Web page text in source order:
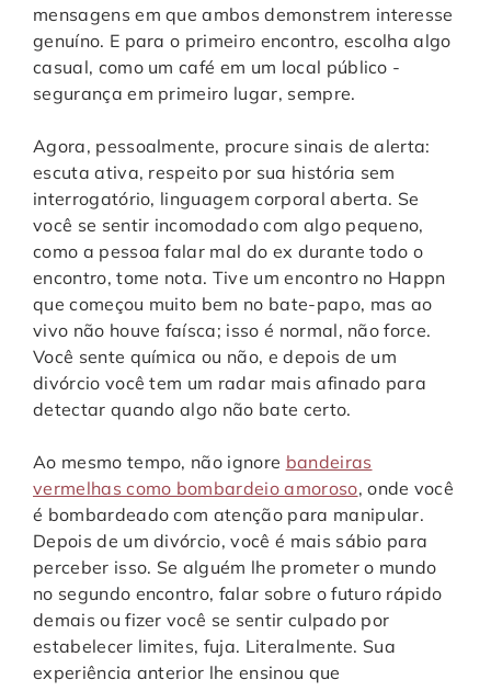
mensagens em que ambos demonstrem interesse
genuíno. E para o primeiro encontro, escolha algo
casual, como um café em um local público -
segurança em primeiro lugar, sempre.
Agora, pessoalmente, procure sinais de alerta:
escuta ativa, respeito por sua história sem
interrogatório, linguagem corporal aberta. Se
você se sentir incomodado com algo pequeno,
como a pessoa falar mal do ex durante todo o
encontro, tome nota. Tive um encontro no Happn
que começou muito bem no bate-papo, mas ao
vivo não houve faísca; isso é normal, não force.
Você sente química ou não, e depois de um
divórcio você tem um radar mais afinado para
detectar quando algo não bate certo.
Ao mesmo tempo, não ignore bandeiras
vermelhas como bombardeio amoroso, onde você
é bombardeado com atenção para manipular.
Depois de um divórcio, você é mais sábio para
perceber isso. Se alguém lhe prometer o mundo
no segundo encontro, falar sobre o futuro rápido
demais ou fizer você se sentir culpado por
estabelecer limites, fuja. Literalmente. Sua
experiência anterior lhe ensinou que